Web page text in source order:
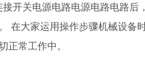
开关电源电路电源电路电路后
在大家运用操作步骤机械设备
正常工作中。